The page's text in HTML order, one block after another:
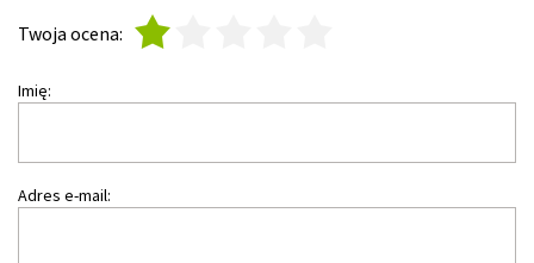
Twoja ocena:
Imię:
Adres e-mail: